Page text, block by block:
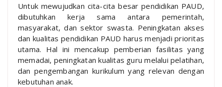
Untuk mewujudkan cita-cita besar pendidikan PAUD,
dibutuhkan kerja sama antara pemerintah,
masyarakat, dan sektor swasta. Peningkatan akses
dan kualitas pendidikan PAUD harus menjadi prioritas
utama. Hal ini mencakup pemberian fasilitas yang
memadai, peningkatan kualitas guru melalui pelatihan,
dan pengembangan kurikulum yang relevan dengan
kebutuhan anak.